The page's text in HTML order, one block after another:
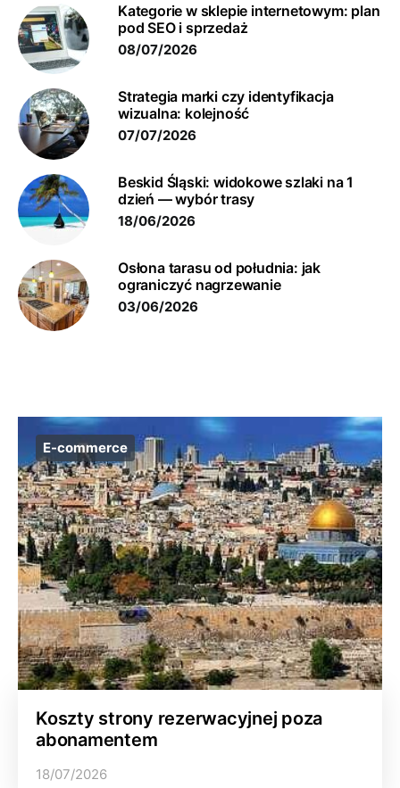
Kategorie w sklepie internetowym: plan
pod SEO i sprzedaż
08/07/2026
Strategia marki czy identyfikacja
wizualna: kolejność
07/07/2026
Beskid Śląski: widokowe szlaki na 1
dzień — wybór trasy
18/06/2026
Osłona tarasu od południa: jak
ograniczyć nagrzewanie
03/06/2026
E-commerce
Koszty strony rezerwacyjnej poza
abonamentem
18/07/2026